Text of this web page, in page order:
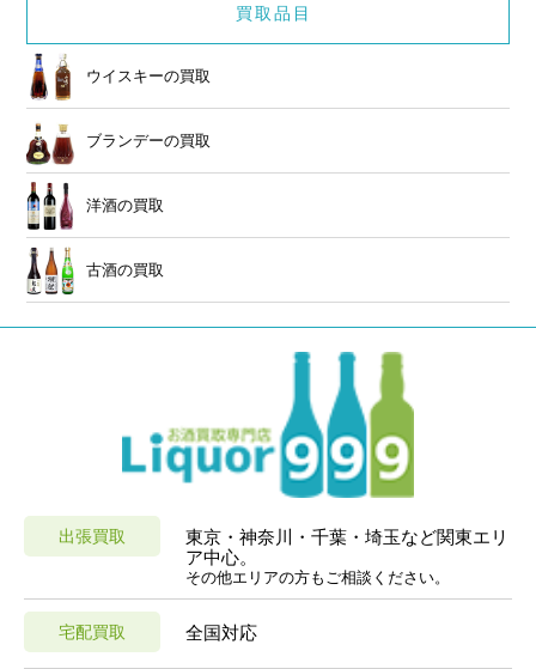
買取品目
ウイスキーの買取
ブランデーの買取
洋酒の買取
古酒の買取
出張買取
東京・神奈川・千葉・埼玉など関東エリ
ア中心。
その他エリアの方もご相談ください。
宅配買取 全国対応